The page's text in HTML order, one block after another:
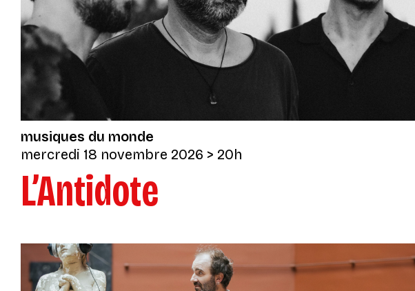
musiques du monde
mercredi 18 novembre 2026 > 20h
L’Antidote